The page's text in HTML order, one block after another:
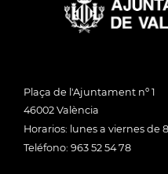
Plaça de l'Ajuntament nº 1
46002 València
Horarios: lunes a viernes de
Teléfono: 963 52 54 78